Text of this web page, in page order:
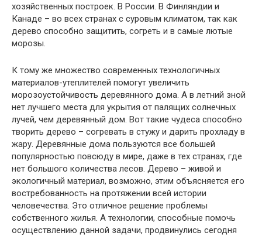
хозяйственных построек. В России. В Финляндии и
Канаде – во всех странах с суровым климатом, так как
дерево способно защитить, согреть и в самые лютые
морозы.
К тому же множество современных технологичных
материалов-утеплителей помогут увеличить
морозоустойчивость деревянного дома. А в летний зной
нет лучшего места для укрытия от палящих солнечных
лучей, чем деревянный дом. Вот такие чудеса способно
творить дерево – согревать в стужу и дарить прохладу в
жару. Деревянные дома пользуются все большей
популярностью повсюду в мире, даже в тех странах, где
нет большого количества лесов. Дерево – живой и
экологичный материал, возможно, этим объясняется его
востребованность на протяжении всей истории
человечества. Это отличное решение проблемы
собственного жилья. А технологии, способные помочь
осуществлению данной задачи, продвинулись сегодня